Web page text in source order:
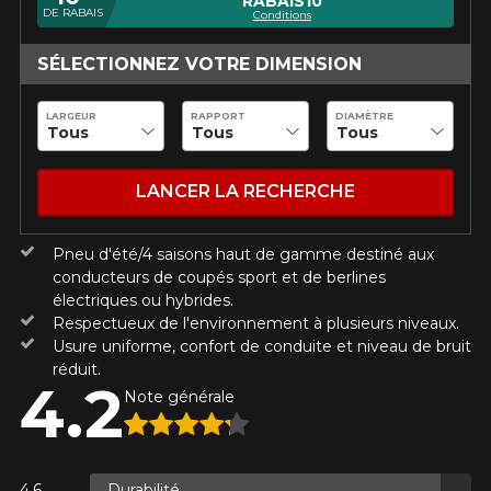
PROMOTIONS EN COURS
véhicule pour une compatibilité
garantie*.
LIVRAISON RAPIDE
Votre ensemble de pneus et jantes vous
sera livré rapidement.
PROMOTIONS EN COURS
CODE PROMORABAIS10
PRODUITS SÉLECTIONNÉS.
Calculateur de décalage de jantes
L'entretien de vos pneus
INFORMATIONS
Qui sommes-nous ?
Procédures d'achat
Méthodes de paiement
Protection contre les hasards routiers
Politique de retour
Foire aux questions
Pneu d'été/4 saisons haut de gamme destiné aux
conducteurs de coupés sport et de berlines
électriques ou hybrides.
Respectueux de l'environnement à plusieurs niveaux.
Usure uniforme, confort de conduite et niveau de bruit
réduit.
DE RABAIS Conditions
SÉLECTIONNEZ VOTRE DIMENSION
LARGEUR RAPPORT DIAMÈTRE
LANCER LA RECHERCHE
4.2 Note générale
Courriel
Votre véhicule
Année
Marque
Modèle